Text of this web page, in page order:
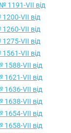
№ 1191-VII від
VII від
VII від
VII від
VII від
1588-VII від
1621-VII від
1636-VII від
1638-VII від
1654-VII від
1658-VII від